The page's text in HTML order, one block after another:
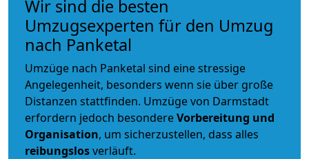
Wir sind die besten
Umzugsexperten für den Umzug
nach Panketal
Umzüge nach Panketal sind eine stressige
Angelegenheit, besonders wenn sie über große
Distanzen stattfinden. Umzüge von Darmstadt
erfordern jedoch besondereVorbereitung und
Organisation, um sicherzustellen, dass alles
reibungslosverläuft.